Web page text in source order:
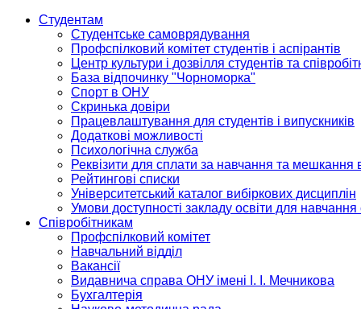
Студентам
Студентське самоврядування
Профспілковий комітет студентів і аспірантів
Центр культури і дозвілля студентів та
База відпочинку "Чорноморка"
Спорт в ОНУ
Скринька довіри
Працевлаштування для студентів і випускників
Додаткові можливості
Психологічна служба
Реквізити для сплати за навчання та мешкання
Рейтингові списки
Університетський каталог вибіркових дисциплін
Умови доступності закладу освіти для
Співробітникам
Профспілковий комітет
Навчальний відділ
Вакансії
Видавнича справа ОНУ імені І. І. Мечникова
Бухгалтерія